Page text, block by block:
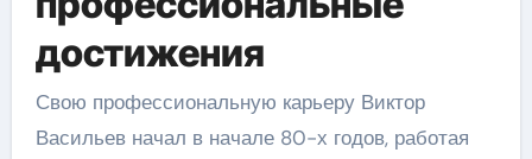
достижения
Свою профессиональную карьеру Виктор
Васильев начал в начале 80-х годов, работая